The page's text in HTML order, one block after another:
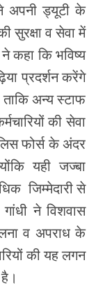
अपनी ड्यूटी के
सुरक्षा व सेवा में
कहा कि भविष्य
प्रदर्शन करेंगे
ताकि अन्य स्टाफ
की सेवा
फोर्स के अंदर
यही जज्बा
जिम्मेदारी से
ने विशवास
व अपराध के
की यह लगन